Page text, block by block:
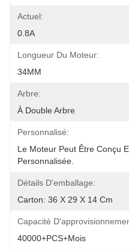
Actuel:
0.8A
Longueur Du Moteur:
34MM
Arbre:
À Double Arbre
Personnalisé:
Le Moteur Peut Être Conçu
Personnalisée.
Détails D'emballage:
Carton: 36 X 29 X 14 Cm
Capacité
40000+PCS+mois